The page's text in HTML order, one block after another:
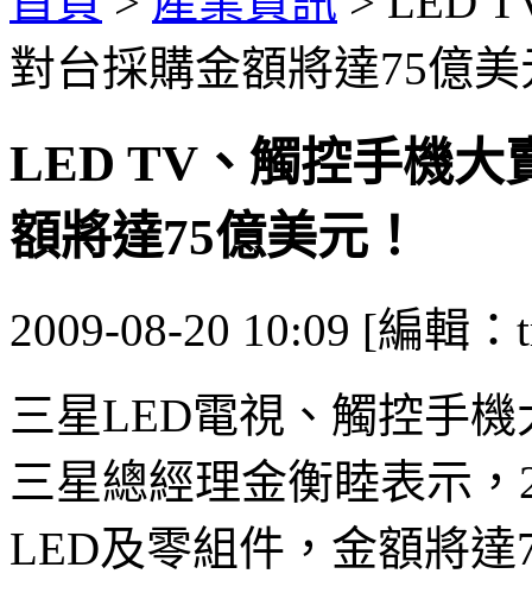
對台採購金額將達75億
LED TV、觸控手機大
額將達75億美元！
2009-08-20 10:09 [編輯：
三星LED電視、觸控手
三星總經理金衡睦表示
LED及零組件，金額將達